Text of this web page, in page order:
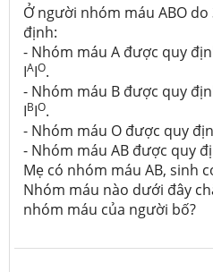
Ở người nhóm máu ABO do
định:
- Nhóm máu A được quy
IAIO.
- Nhóm máu B được quy
IBIO.
- Nhóm máu O được quy
- Nhóm máu AB được quy
Mẹ có nhóm máu AB, sinh
Nhóm máu nào dưới đây
nhóm máu của người bố?